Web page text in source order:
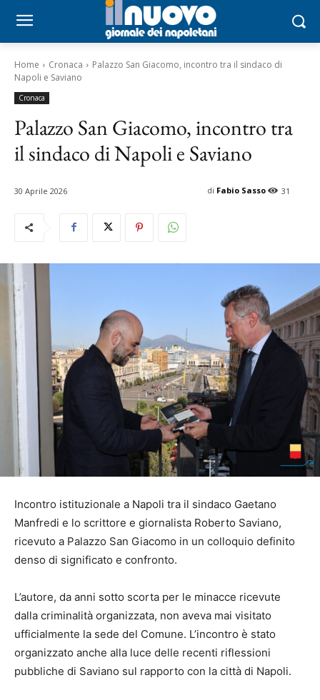
Home Cronaca
Palazzo San Giacomo, incontro tra il sindaco di
Napoli e Saviano
Cronaca
Palazzo San Giacomo, incontro tra
il sindaco di Napoli e Saviano
30 Aprile 2026 31
di Fabio Sasso
Incontro istituzionale a Napoli tra il sindaco Gaetano
Manfredi e lo scrittore e giornalista Roberto Saviano,
ricevuto a Palazzo San Giacomo in un colloquio definito
denso di significato e confronto.
L’autore, da anni sotto scorta per le minacce ricevute
dalla criminalità organizzata, non aveva mai visitato
ufficialmente la sede del Comune. L’incontro è stato
organizzato anche alla luce delle recenti riflessioni
pubbliche di Saviano sul rapporto con la città di Napoli.